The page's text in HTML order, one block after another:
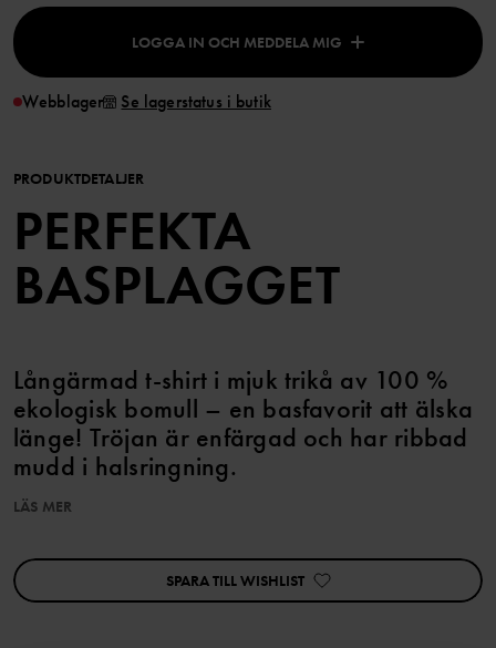
LOGGA IN OCH MEDDELA MIG
Webblager Se lagerstatus i butik
PRODUKTDETALJER
PERFEKTA
BASPLAGGET
Långärmad t-shirt i mjuk trikå av 100 %
ekologisk bomull – en basfavorit att älska
länge! Tröjan är enfärgad och har ribbad
mudd i halsringning.
Artikelnummer
Tillverkningsland:Bangladesh
Fabrik
Läs mer
LÄS MER
SPARA TILL WISHLIST